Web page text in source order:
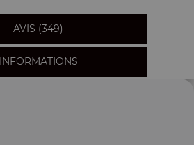
AVIS (349)
INFORMATIONS